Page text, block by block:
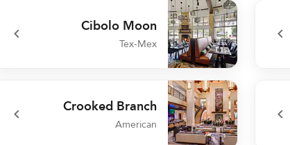
Cibolo Moon
Tex-Mex
undefined Cibolo Moon
Crooked Branch
American